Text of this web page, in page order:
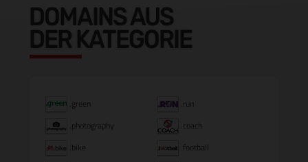
DOMAINS AUS
DER KATEGORIE
.green
.run
.photography
.coach
.bike
.football